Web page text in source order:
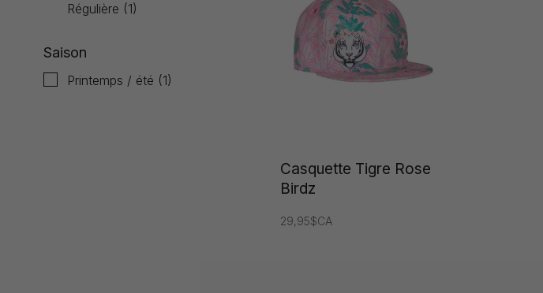
Régulière (1)
Saison
Printemps / été (1)
Casquette Tigre Rose
Birdz
29,95$CA